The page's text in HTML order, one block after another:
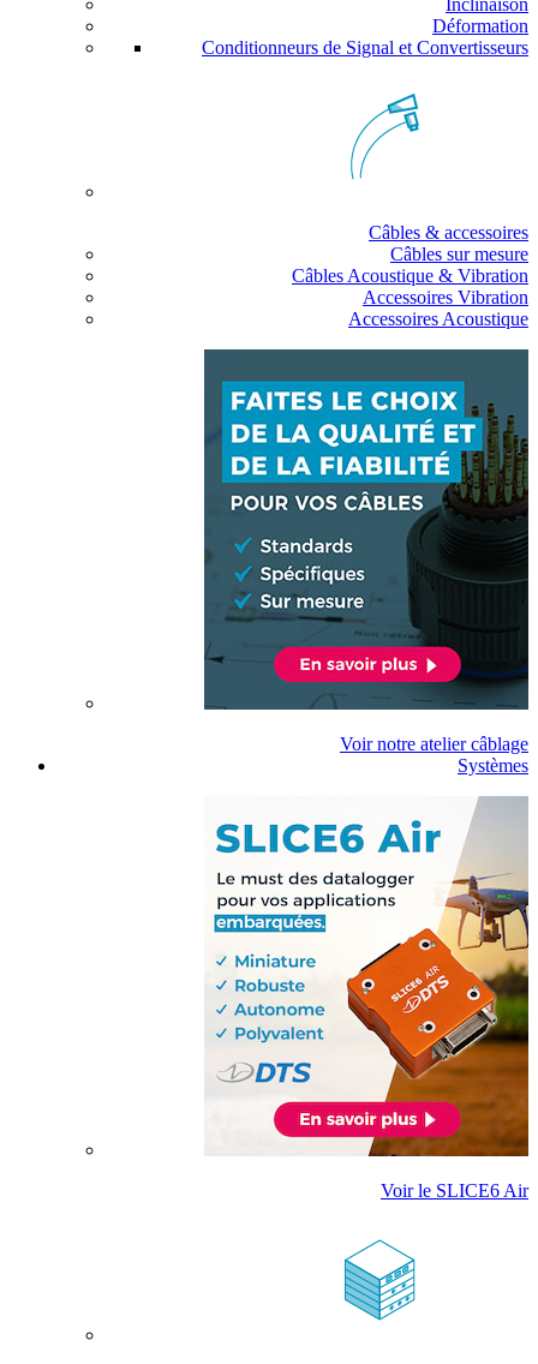
Inclinaison
Déformation
Conditionneurs de Signal et Convertisseurs
Câbles & accessoires
Câbles sur mesure
Câbles Acoustique & Vibration
Accessoires Vibration
Accessoires Acoustique
Voir notre atelier câblage
Systèmes
Voir le SLICE6 Air